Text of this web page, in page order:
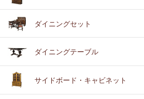
ダイニングセット
ダイニングテーブル
サイドボード・キャビネット